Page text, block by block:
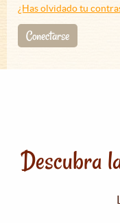
¿Has olvidado tu
Conectarse
Descubra